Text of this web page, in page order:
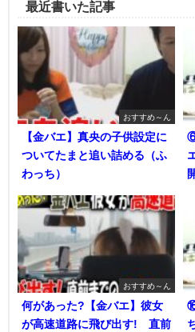
最近書いた記事
おすすめ～ん
【金バエ】真央の子供設定に
ついてたまと追い詰める（ふ
わっち）
おすすめ～ん
何があった?【金バエ】彼女
が高速道路に飛び出す! 直前